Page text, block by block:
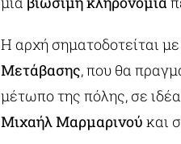
Η αρχή σηματοδοτείται με
Μετάβασης, που θα
μέτωπο της πόλης, σε
Μιχαήλ Μαρμαρινού και